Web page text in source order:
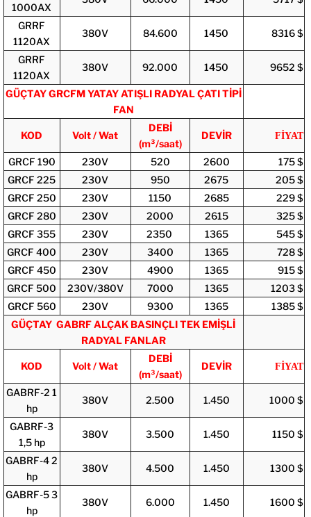
1000AX
GRRF
1120AX
380V 84.600 1450 8316 $
GRRF
1120AX
380V 92.000 1450 9652 $
GÜÇTAYGRCFM YATAY ATIŞLI RADYAL ÇATI TİPİ
FAN
KOD Volt / Wat
DEBİ
(m³/saat)
DEVİR FİYAT
GRCF 190 230V 520 2600
175 $
GRCF 225
230V 950 2675
205 $
GRCF 250
230V 1150 2685
229 $
GRCF 280
230V 2000 2615
325 $
GRCF 355
230V 2350 1365
545 $
GRCF 400
230V 3400 1365
728 $
GRCF 450
230V 4900 1365
915 $
GRCF 500
230V/380V 7000 1365
1203 $
GRCF 560
230V 9300 1365
1385 $
GÜÇTAY GABRF ALÇAK BASINÇLI TEK EMİŞLİ
RADYAL FANLAR
KOD Volt / Wat
DEBİ
(m³/saat)
DEVİR FİYAT
GABRF-2 1
hp
380V 2.500 1.450 1000 $
GABRF-3
1,5 hp
380V 3.500 1.450 1150 $
GABRF-4 2
hp
380V 4.500 1.450 1300 $
GABRF-5 3
hp
380V 6.000 1.450 1600 $